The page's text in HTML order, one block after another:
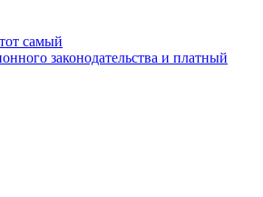
самый
законодательства и платный